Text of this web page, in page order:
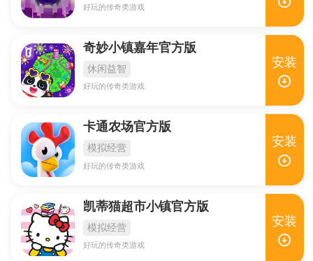
好玩的传奇类游戏
奇妙小镇嘉年官方版
休闲益智
好玩的传奇类游戏
安装
卡通农场官方版
模拟经营
好玩的传奇类游戏
安装
凯蒂猫超市小镇官方版
模拟经营
好玩的传奇类游戏
安装